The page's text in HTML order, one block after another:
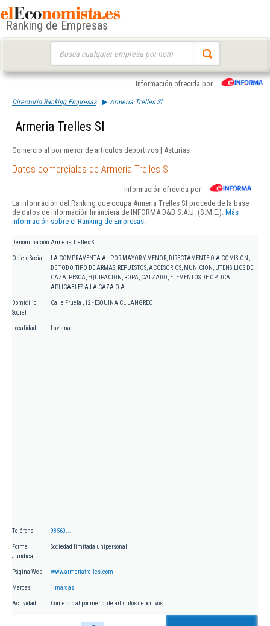
Ranking de Empresas
Información ofrecida por
Directorio Ranking Empresas Armeria Trelles Sl
Armeria Trelles Sl
Comercio al por menor de artículos deportivos | Asturias
Datos comerciales de Armeria Trelles Sl
Información ofrecida por
La información del Ranking que ocupa Armeria Trelles Sl procede de la base
de datos de información financiera de INFORMA D&B S.A.U. (S.M.E.). Más
información sobre el Ranking de Empresas.
Denominación Armeria Trelles Sl
Objeto Social
LA COMPRAVENTA AL POR MAYOR Y MENOR, DIRECTAMENTE O A COMISION,
DE TODO TIPO DE ARMAS, REPUESTOS, ACCESORIOS, MUNICION, UTENSILIOS DE
CAZA, PESCA, EQUIPACION, ROPA, CALZADO, ELEMENTOS DE OPTICA
APLICABLES A LA CAZA O A L
Domicilio
Social
Calle Fruela , 12 - ESQUINA CL LANGREO
Localidad Laviana
Teléfono 98560...
Forma
Jurídica
Sociedad limitada unipersonal
Página Web www.armeriatrelles.com
Marcas 1 marcas
Actividad Comercio al por menor de artículos deportivos